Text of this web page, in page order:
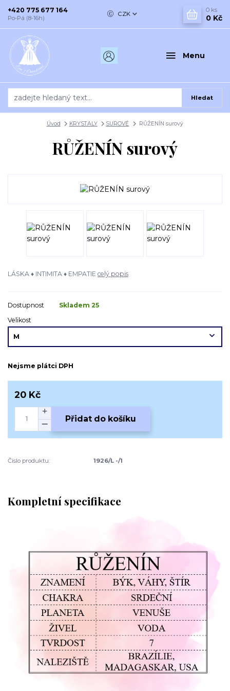
Menu
CZK
Hledat
+420 775 677 164
Po-Pá (8-16h)
0 ks
0 Kč
Úvod KRYSTALY SUROVÉ RŮŽENÍN surový
RŮŽENÍN surový
LÁSKA ♦ INTIMITA ♦ EMPATIE celý popis
Dostupnost
Skladem 25
Velikost
Nejsme plátci DPH
20 Kč
Přidat do košíku
Číslo produktu: 1926/L -/1
Kompletní specifikace